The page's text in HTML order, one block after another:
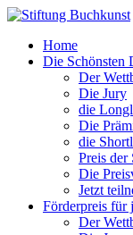
Home
Die Schönsten
Der
Die Jury
die
Die
die
Preis
Die
Jetzt
Förderpreis für
Der